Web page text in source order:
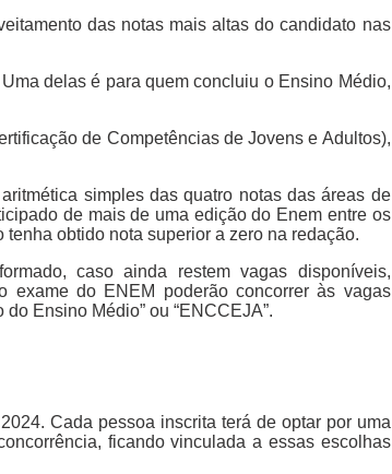
das notas mais altas do candidato nas
delas é para quem concluiu o Ensino Médio,
de Competências de Jovens e Adultos),
simples das quatro notas das áreas de
de mais de uma edição do Enem entre os
obtido nota superior a zero na redação.
caso ainda restem vagas disponíveis,
exame do ENEM poderão concorrer às vagas
Ensino Médio” ou “ENCCEJA”.
Cada pessoa inscrita terá de optar por uma
ficando vinculada a essas escolhas